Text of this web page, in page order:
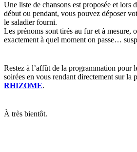
Une liste de chansons est proposée et lors
début ou pendant, vous pouvez déposer
le saladier fourni.
Les prénoms sont tirés au fur et à mesure,
exactement à quel moment on passe…
Restez à l’affût de la programmation pour
soirées en vous rendant directement sur la
RHIZOME.
À très bientôt.